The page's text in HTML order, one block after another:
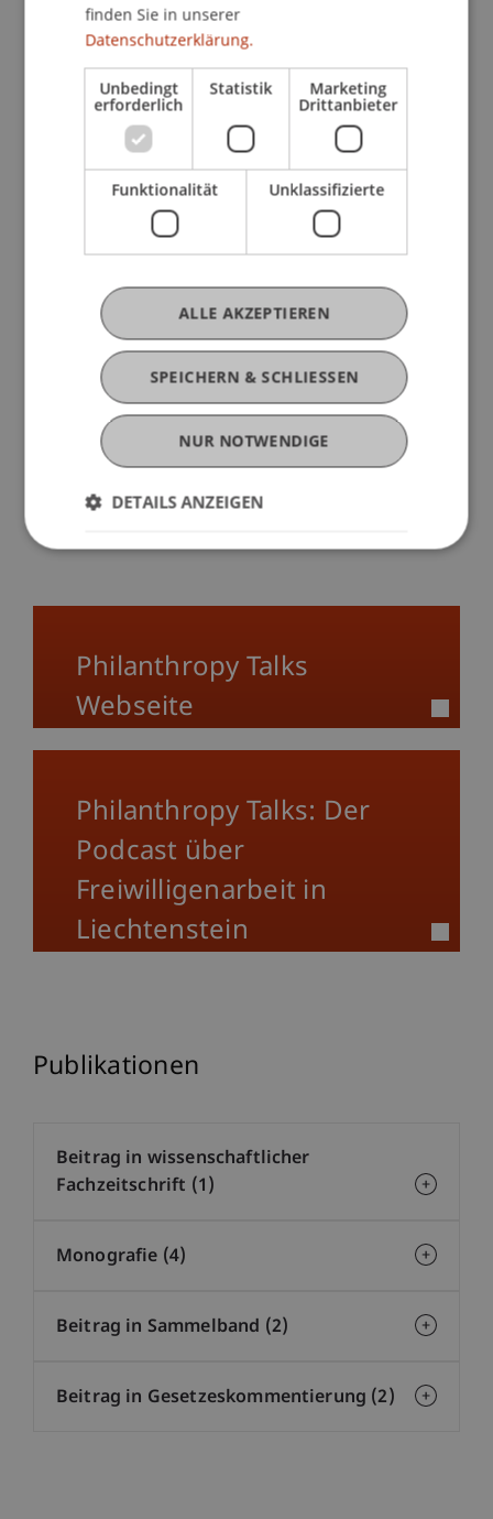
Vereine und Betätigungsbereiche
in Liechtenstein 2023
Erste umfassende Erhebung der
Vereinslandschaft zeigt: Liechtenstein
zählt 851 Vereine.
Zur Studie
Philanthropy Talks
Webseite
Philanthropy Talks: Der
Podcast über
Freiwilligenarbeit in
Liechtenstein
Publikationen
Beitrag in wissenschaftlicher
Fachzeitschrift (1)
Monografie (4)
Beitrag in Sammelband (2)
Beitrag in Gesetzeskommentierung (2)
finden Sie in unserer
Datenschutzerklärung.
Unbedingt
erforderlich
Statistik Marketing
Drittanbieter
Funktionalität Unklassifizierte
SPEICHERN & SCHLIESSEN
ALLE AKZEPTIEREN
NUR NOTWENDIGE
DETAILS ANZEIGEN